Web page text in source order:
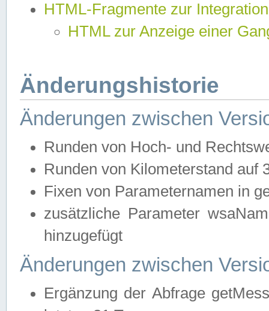
HTML-Fragmente zur
HTML zur Anzeige einer
Änderungshistorie
Änderungen zwischen
Runden von Hoch- und
Runden von Kilometerstand auf
Fixen von Parameternamen in
zusätzliche Parameter
hinzugefügt
Änderungen zwischen
Ergänzung der Abfrage